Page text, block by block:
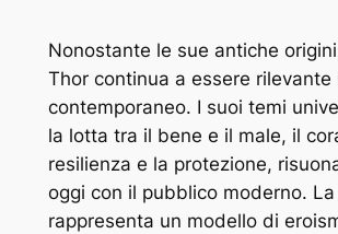
Nonostante le sue antiche
Thor continua a essere rilevante
contemporaneo. I suoi temi
la lotta tra il bene e il male, il
resilienza e la protezione,
oggi con il pubblico moderno.
rappresenta un modello di